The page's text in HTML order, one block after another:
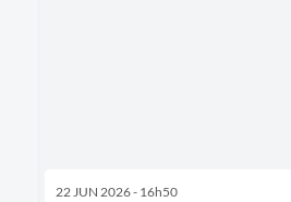
22 JUN 2026 - 16h50